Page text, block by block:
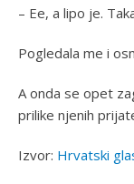
– Ee, a lipo je.
Pogledala me i
A onda se opet
prilike njenih
Izvor: Hrvatski